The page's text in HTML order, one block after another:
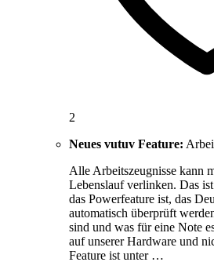
2
Neues vutuv Feature:
Alle Arbeitszeugnisse kann
Lebenslauf verlinken. Das
das Powerfeature ist, das
automatisch überprüft
sind und was für eine Note
auf unserer Hardware und
Feature ist unter …